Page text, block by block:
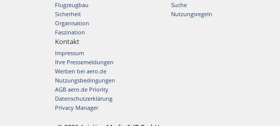
Flugzeugbau
Sicherheit
Organisation
Faszination
Suche
Nutzungsregeln
Kontakt
Impressum
Ihre Pressemeldungen
Werben bei aero.de
Nutzungsbedingungen
AGB aero.de Priority
Datenschutzerklärung
Privacy Manager